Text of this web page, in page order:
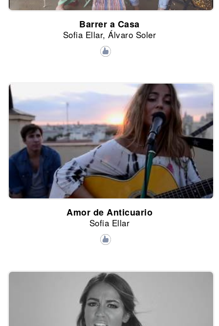
Barrer a Casa
Sofia Ellar, Álvaro Soler
Amor de Anticuario
Sofia Ellar